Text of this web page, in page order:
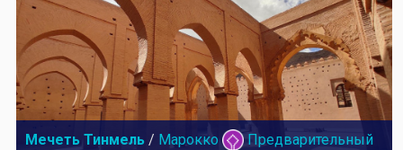
Мечеть Тинмель / Марокко
Предварительный